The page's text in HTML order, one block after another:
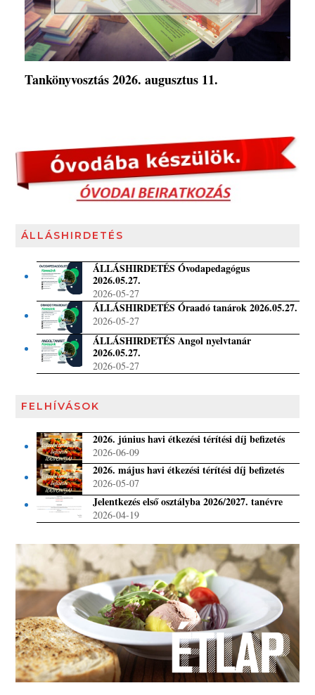
Tankönyvosztás 2026. augusztus 11.
ÁLLÁSHIRDETÉS
ÁLLÁSHIRDETÉS Óvodapedagógus
2026.05.27.
2026-05-27
ÁLLÁSHIRDETÉS Óraadó tanárok 2026.05.27.
2026-05-27
ÁLLÁSHIRDETÉS Angol nyelvtanár
2026.05.27.
2026-05-27
FELHÍVÁSOK
2026. június havi étkezési térítési díj befizetés
2026-06-09
2026. május havi étkezési térítési díj befizetés
2026-05-07
Jelentkezés első osztályba 2026/2027. tanévre
2026-04-19